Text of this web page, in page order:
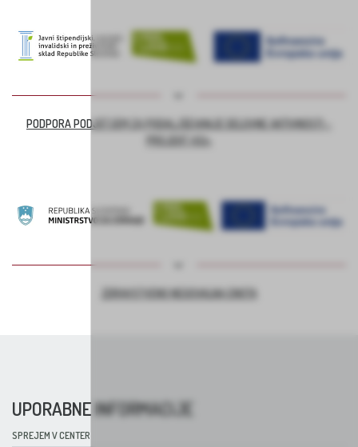
PODPORA PODJETJEM ZA PODALJŠEVANJE DELOVNE AKTIVNOSTI –
PROJEKT ASI+
ZDRAVSTVENO NEGOVALNA ENOTA
UPORABNE INFORMACIJE
SPREJEM V CENTER